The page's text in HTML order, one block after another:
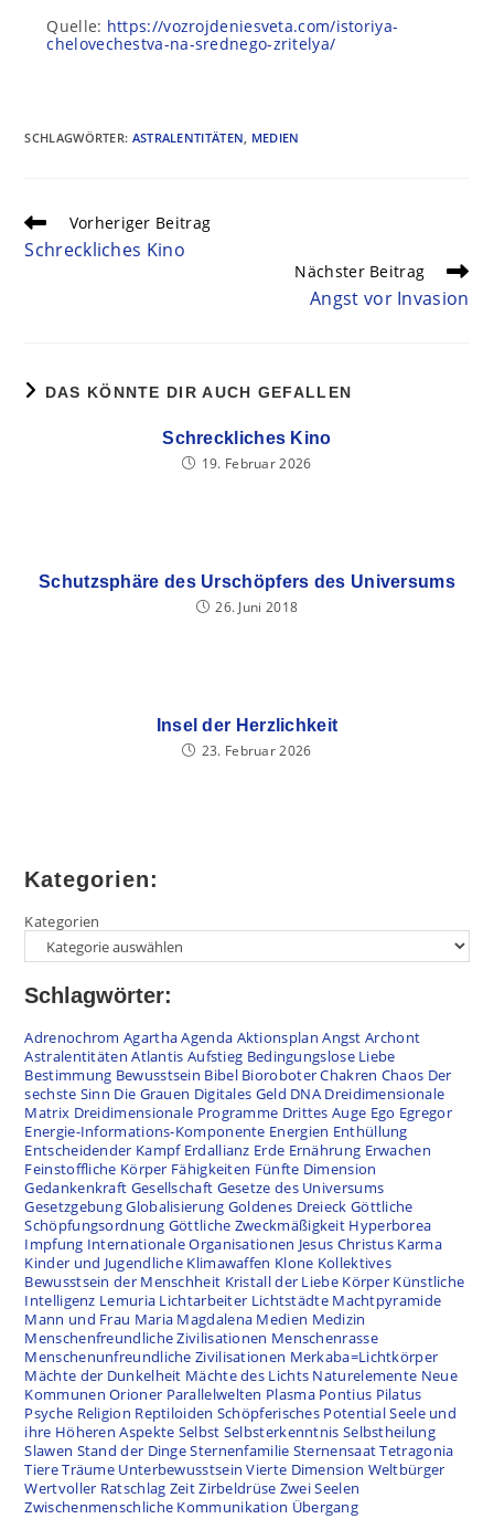
Quelle: https://vozrojdeniesveta.com/istoriya-
chelovechestva-na-srednego-zritelya/
SCHLAGWÖRTER: ASTRALENTITÄTEN, MEDIEN
Vorheriger Beitrag
Schreckliches Kino
Nächster Beitrag
Angst vor Invasion
DAS KÖNNTE DIR AUCH GEFALLEN
Schreckliches Kino
19. Februar 2026
Schutzsphäre des Urschöpfers des Universums
26. Juni 2018
Insel der Herzlichkeit
23. Februar 2026
Kategorien:
Kategorien
Schlagwörter:
Adrenochrom AgarthaAgenda Aktionsplan Angst Archont
Astralentitäten Atlantis Aufstieg Bedingungslose Liebe
Bestimmung Bewusstsein Bibel BioroboterChakren Chaos Der
sechste Sinn Die Grauen Digitales Geld DNA Dreidimensionale
Matrix Dreidimensionale Programme Drittes Auge Ego Egregor
Energie-Informations-Komponente Energien Enthüllung
Entscheidender Kampf Erdallianz Erde Ernährung Erwachen
Feinstoffliche Körper Fähigkeiten Fünfte Dimension
Gedankenkraft Gesellschaft Gesetze des Universums
GesetzgebungGlobalisierung Goldenes Dreieck Göttliche
Schöpfungsordnung Göttliche Zweckmäßigkeit Hyperborea
Impfung Internationale Organisationen Jesus Christus Karma
Kinder und Jugendliche Klimawaffen Klone Kollektives
Bewusstsein der Menschheit Kristall der Liebe Körper Künstliche
Intelligenz Lemuria Lichtarbeiter Lichtstädte Machtpyramide
Mann und Frau Maria Magdalena Medien Medizin
Menschenfreundliche Zivilisationen Menschenrasse
Menschenunfreundliche Zivilisationen Merkaba=Lichtkörper
Mächte der Dunkelheit Mächte des Lichts Naturelemente Neue
Kommunen Orioner Parallelwelten Plasma Pontius Pilatus
Psyche Religion Reptiloiden Schöpferisches PotentialSeele und
ihre Höheren Aspekte Selbst Selbsterkenntnis Selbstheilung
Slawen Stand der DingeSternenfamilie SternensaatTetragonia
TiereTräume Unterbewusstsein Vierte Dimension Weltbürger
Wertvoller Ratschlag ZeitZirbeldrüse Zwei Seelen
Zwischenmenschliche Kommunikation Übergang